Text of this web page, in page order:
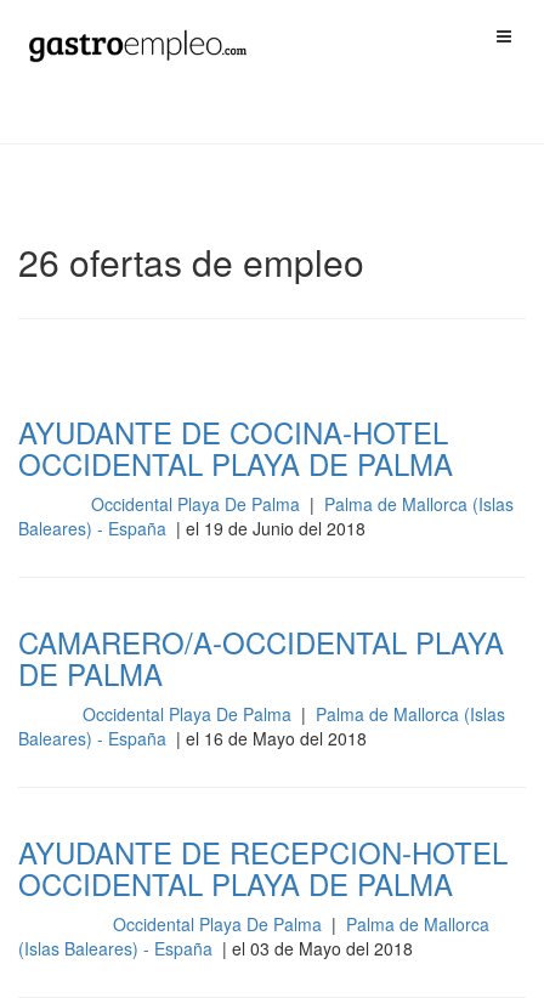
26 ofertas de empleo
AYUDANTE DE COCINA-HOTEL
OCCIDENTAL PLAYA DE PALMA
Occidental Playa De Palma | Palma de Mallorca (Islas
Baleares) - España | el 19 de Junio del 2018
CAMARERO/A-OCCIDENTAL PLAYA
DE PALMA
Occidental Playa De Palma | Palma de Mallorca (Islas
Baleares) - España | el 16 de Mayo del 2018
AYUDANTE DE RECEPCION-HOTEL
OCCIDENTAL PLAYA DE PALMA
Occidental Playa De Palma | Palma de Mallorca
(Islas Baleares) - España | el 03 de Mayo del 2018